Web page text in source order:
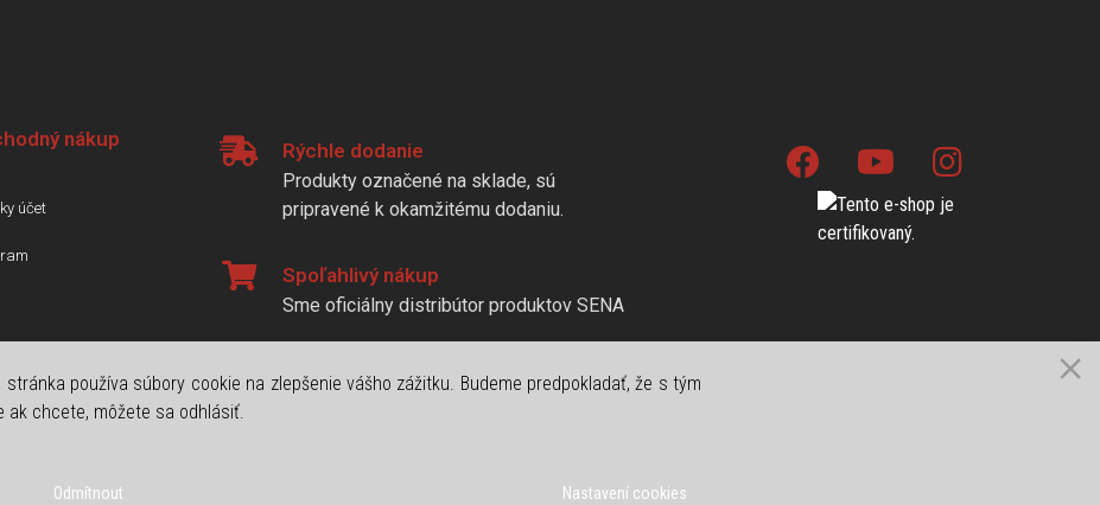
nákup
účet
Rýchle dodanie
Produkty označené na sklade, sú
pripravené k okamžitému dodaniu.
Spoľahlivý nákup
Sme oficiálny distribútor produktov SENA
stránka používa súbory cookie na zlepšenie vášho zážitku. Budeme predpokladať, že s tým
ak chcete, môžete sa odhlásiť.
Odmítnout Nastavení cookies